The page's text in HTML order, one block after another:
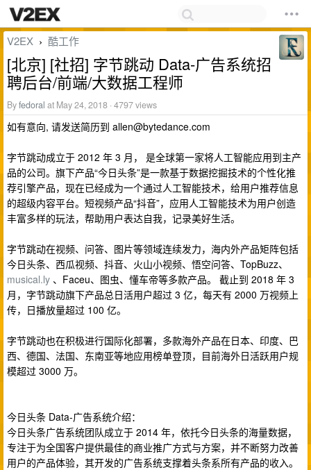
V2EX › 酷工作
[北京] [社招] 字节跳动 Data-广告系统招
聘后台/前端/大数据工程师
Byfedoral at May 24, 2018 · 4797 views
如有意向, 请发送简历到 allen@bytedance.com
字节跳动成立于 2012 年 3 月， 是全球第一家将人工智能应用到主产
品的公司。旗下产品“今日头条”是一款基于数据挖掘技术的个性化推
荐引擎产品，现在已经成为一个通过人工智能技术，给用户推荐信息
的超级内容平台。​短视频产品“抖音”，应用人工智能技术为用户创造
丰富多样的玩法，帮助用户表达自我，记录美好生活。
字节跳动在视频、问答、图片等领域连续发力，海内外产品矩阵包括
今日头条、西瓜视频、抖音、火山小视频、悟空问答、TopBuzz、
musical.ly 、Faceu、图虫、懂车帝等多款产品。 截止到 2018 年 3
月，字节跳动旗下产品总日活用户超过 3 亿，每天有 2000 万视频上
传，日播放量超过 100 亿。
字节跳动也在积极进行国际化部署，多款海外产品在日本、印度、巴
西、德国、法国、东南亚等地应用榜单登顶，目前海外日活跃用户规
模超过 3000 万。
今日头条 Data-广告系统介绍：
今日头条广告系统团队成立于 2014 年，依托今日头条的海量数据，
专注于为全国客户提供最佳的商业推广方式与方案，并不断努力改善
用户的产品体验，其开发的广告系统支撑着头条系所有产品的收入。